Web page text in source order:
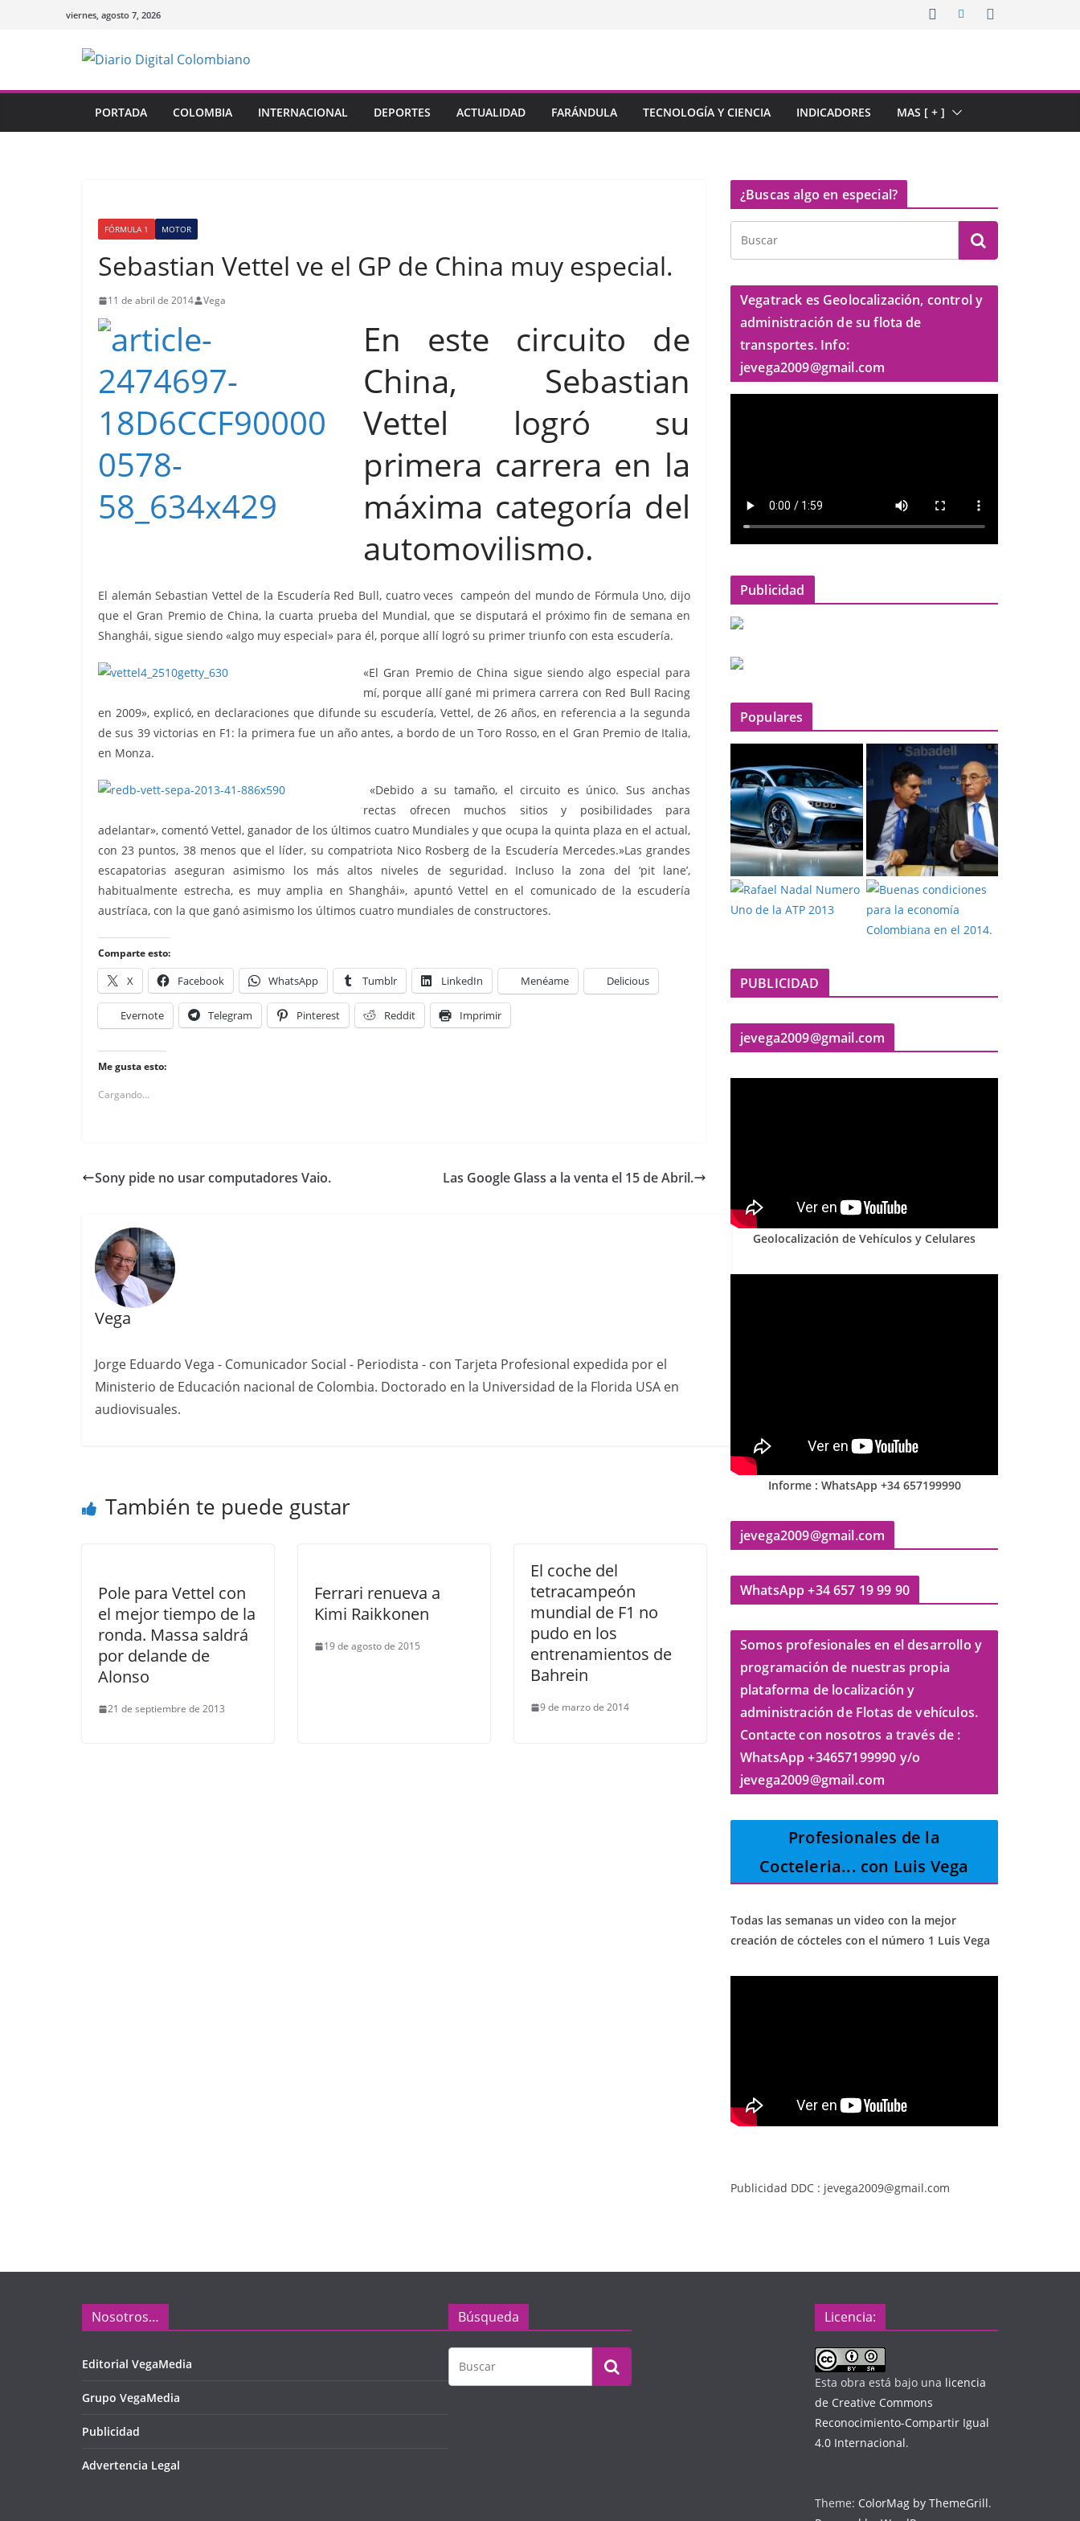
viernes, agosto 7, 2026
PORTADA COLOMBIA INTERNACIONAL DEPORTES ACTUALIDAD FARÁNDULA TECNOLOGÍA Y CIENCIA INDICADORES MAS [ + ]
FÓRMULA 1 MOTOR
Sebastian Vettel ve el GP de China muy especial.
11 de abril de 2014 Vega
En este circuito de
China, Sebastian
Vettel logró su
primera carrera en la
máxima categoría del
automovilismo.
El alemán Sebastian Vettel de la Escudería Red Bull, cuatro veces campeón del mundo de Fórmula Uno, dijo
que el Gran Premio de China, la cuarta prueba del Mundial, que se disputará el próximo fin de semana en
Shanghái, sigue siendo «algo muy especial» para él, porque allí logró su primer triunfo con esta escudería.
«El Gran Premio de China sigue siendo algo especial para
mí, porque allí gané mi primera carrera con Red Bull Racing
en 2009», explicó, en declaraciones que difunde su escudería, Vettel, de 26 años, en referencia a la segunda
de sus 39 victorias en F1: la primera fue un año antes, a bordo de un Toro Rosso, en el Gran Premio de Italia,
en Monza.
«Debido a su tamaño, el circuito es único. Sus anchas
rectas ofrecen muchos sitios y posibilidades para
adelantar», comentó Vettel, ganador de los últimos cuatro Mundiales y que ocupa la quinta plaza en el actual,
con 23 puntos, 38 menos que el líder, su compatriota Nico Rosberg de la Escudería Mercedes.»Las grandes
escapatorias aseguran asimismo los más altos niveles de seguridad. Incluso la zona del ‘pit lane’,
habitualmente estrecha, es muy amplia en Shanghái», apuntó Vettel en el comunicado de la escudería
austríaca, con la que ganó asimismo los últimos cuatro mundiales de constructores.
Comparte esto:
X Facebook WhatsApp Tumblr LinkedIn Menéame Delicious
Evernote Telegram Pinterest Reddit Imprimir
Me gusta esto:
Cargando...
Sony pide no usar computadores Vaio. Las Google Glass a la venta el 15 de Abril.
Vega
Jorge Eduardo Vega - Comunicador Social - Periodista - con Tarjeta Profesional expedida por el
Ministerio de Educación nacional de Colombia. Doctorado en la Universidad de la Florida USA en
audiovisuales.
También te puede gustar
Pole para Vettel con
el mejor tiempo de la
ronda. Massa saldrá
por delande de
Alonso
21 de septiembre de 2013
Ferrari renueva a
Kimi Raikkonen
19 de agosto de 2015
El coche del
tetracampeón
mundial de F1 no
pudo en los
entrenamientos de
Bahrein
9 de marzo de 2014
¿Buscas algo en especial?
Vegatrack es Geolocalización, control y
administración de su flota de
transportes. Info:
jevega2009@gmail.com
Publicidad
Populares
PUBLICIDAD
jevega2009@gmail.com
Geolocalización de Vehículos y Celulares
Informe : WhatsApp +34 657199990
jevega2009@gmail.com
WhatsApp +34 657 19 99 90
Somos profesionales en el desarrollo y
programación de nuestras propia
plataforma de localización y
administración de Flotas de vehículos.
Contacte con nosotros a través de :
WhatsApp +34657199990 y/o
jevega2009@gmail.com
Profesionales de la
Cocteleria... con Luis Vega
Todas las semanas un video con la mejor
creación de cócteles con el número 1 Luis Vega
Publicidad DDC : jevega2009@gmail.com
Nosotros…
Editorial VegaMedia
Grupo VegaMedia
Publicidad
Advertencia Legal
Búsqueda Licencia:
Esta obra está bajo una licencia
de Creative Commons
Reconocimiento-Compartir Igual
4.0 Internacional.
Theme: ColorMag by ThemeGrill.